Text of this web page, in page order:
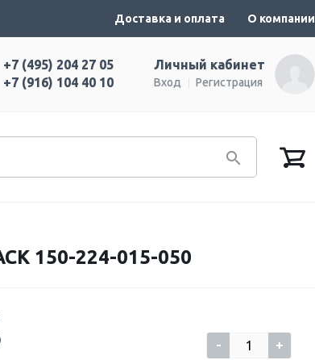
Доставка и оплата О компании
Личный кабинет
Вход Регистрация
+7 (495) 204 27 05
+7 (916) 104 40 10
150-224-015-050
- +